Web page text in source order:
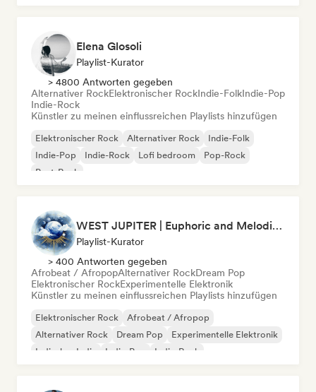
Elena Glosoli
Playlist-Kurator
> 4800 Antworten gegeben
Alternativer RockElektronischer RockIndie-FolkIndie-Pop
Indie-Rock
Künstler zu meinen einflussreichen Playlists hinzufügen
Elektronischer Rock Alternativer Rock
Indie-Folk
Indie-Pop
Indie-Rock Lofi bedroom
Pop-Rock
Post-Rock
WEST JUPITER | Euphoric and Melodic Techno | The Best Indie | Organic House
Playlist-Kurator
> 400 Antworten gegeben
Afrobeat / AfropopAlternativer RockDream Pop
Elektronischer RockExperimentelle Elektronik
Künstler zu meinen einflussreichen Playlists hinzufügen
Elektronischer Rock
Afrobeat / Afropop
Alternativer Rock
Dream Pop
Experimentelle Elektronik
Indisches Indie
Indie-Pop Indie-Rock